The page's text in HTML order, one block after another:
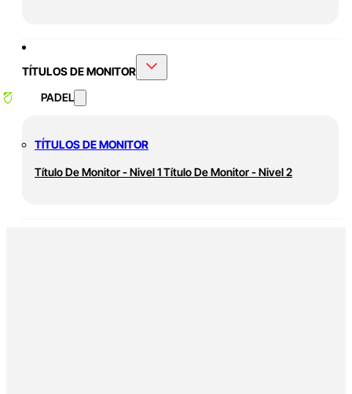
TÍTULOS DE MONITOR
PADEL
TÍTULOS DE MONITOR
Título De Monitor - Nivel 1Título De Monitor - Nivel 2